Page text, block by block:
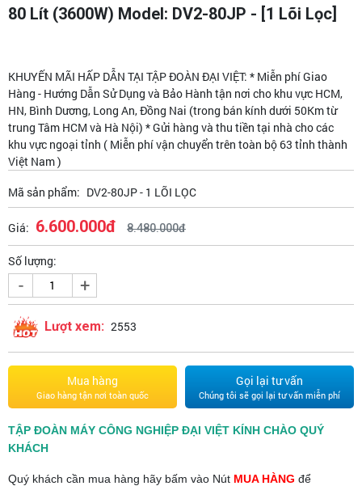
80 Lít (3600W) Model: DV2-80JP - [1 Lõi Lọc]
KHUYẾN MÃI HẤP DẪN TẠI TẬP ĐOÀN ĐẠI VIỆT: * Miễn phí Giao
Hàng - Hướng Dẫn Sử Dụng và Bảo Hành tận nơi cho khu vực HCM,
HN, Bình Dương, Long An, Đồng Nai (trong bán kính dưới 50Km từ
trung Tâm HCM và Hà Nội) * Gửi hàng và thu tiền tại nhà cho các
khu vực ngoại tỉnh ( Miễn phí vận chuyển trên toàn bộ 63 tỉnh thành
Việt Nam )
Mã sản phẩm: DV2-80JP - 1 LÕI LỌC
Giá: 6.600.000đ 8.480.000đ
Số lượng:
- +
Lượt xem: 2553
Mua hàng
Giao hàng tận nơi toàn quốc
Gọi lại tư vấn
Chúng tôi sẽ gọi lại tư vấn miễn phí
TẬP ĐOÀN MÁY CÔNG NGHIỆP ĐẠI VIỆT KÍNH CHÀO QUÝ
KHÁCH
Quý khách cần mua hàng hãy bấm vào Nút MUA HÀNG để